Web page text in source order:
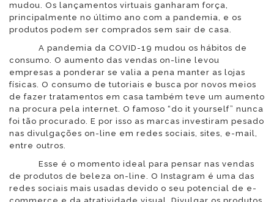
mudou. Os lançamentos virtuais ganharam força,
principalmente no último ano com a pandemia, e os
produtos podem ser comprados sem sair de casa.
A pandemia da COVID-19 mudou os hábitos de
consumo. O aumento das vendas on-line levou
empresas a ponderar se valia a pena manter as lojas
físicas. O consumo de tutoriais e busca por novos meios
de fazer tratamentos em casa também teve um aumento
na procura pela internet. O famoso “do it yourself” nunca
foi tão procurado. E por isso as marcas investiram pesado
nas divulgações on-line em redes sociais, sites, e-mail,
entre outros.
Esse é o momento ideal para pensar nas vendas
de produtos de beleza on-line. O Instagram é uma das
redes sociais mais usadas devido o seu potencial de e-